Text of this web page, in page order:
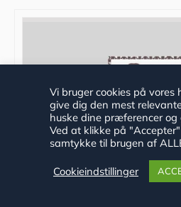
Vi bruger cookies på vores
give dig den mest
huske dine præferencer og
Ved at klikke på
samtykke til brugen af
Cookieindstillinger